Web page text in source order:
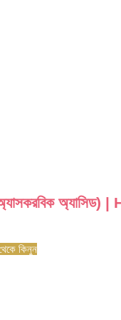
অ্যাসকরবিক
কিনুন